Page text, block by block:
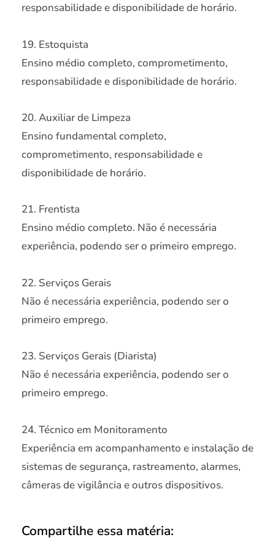
responsabilidade e disponibilidade de horário.
19. Estoquista
Ensino médio completo, comprometimento,
responsabilidade e disponibilidade de horário.
20. Auxiliar de Limpeza
Ensino fundamental completo,
comprometimento, responsabilidade e
disponibilidade de horário.
21. Frentista
Ensino médio completo. Não é necessária
experiência, podendo ser o primeiro emprego.
22. Serviços Gerais
Não é necessária experiência, podendo ser o
primeiro emprego.
23. Serviços Gerais (Diarista)
Não é necessária experiência, podendo ser o
primeiro emprego.
24. Técnico em Monitoramento
Experiência em acompanhamento e instalação de
sistemas de segurança, rastreamento, alarmes,
câmeras de vigilância e outros dispositivos.
Compartilhe essa matéria: